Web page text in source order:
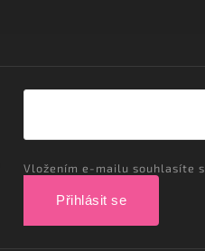
Vložením e-mailu souhlasíte s
Přihlásit se